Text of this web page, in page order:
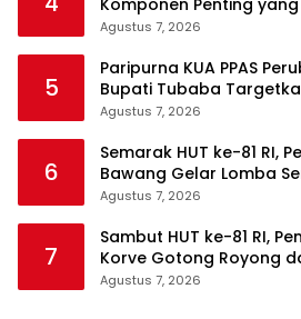
Komponen Penting
Agustus 7, 2026
5
Paripurna KUA PPAS
Bupati Tubaba
Daerah Rp820,3 Miliar
Agustus 7, 2026
6
Semarak HUT ke-81 RI,
Bawang Gelar Lomba
Agustus 7, 2026
7
Sambut HUT ke-81 RI,
Korve Gotong Royong
Serentak
Agustus 7, 2026